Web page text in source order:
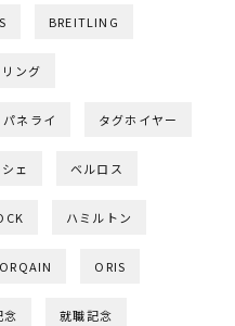
BREITLING
ング
パネライ タグホイヤー
ェ ベルロス
ハミルトン
ORIS
念 就職記念